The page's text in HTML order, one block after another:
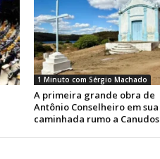
1 Minuto com Sérgio Machado
A primeira grande obra de
Antônio Conselheiro em sua
caminhada rumo a Canudos